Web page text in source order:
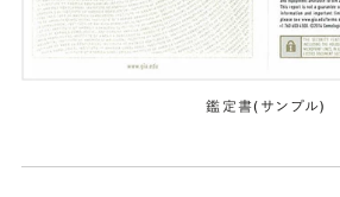
鑑定書(サンプル)